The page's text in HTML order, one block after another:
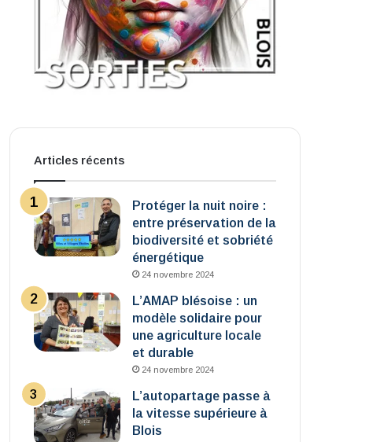
Articles récents
Protéger la nuit noire :
entre préservation de la
biodiversité et sobriété
énergétique
24 novembre 2024
L’AMAP blésoise : un
modèle solidaire pour
une agriculture locale
et durable
24 novembre 2024
L’autopartage passe à
la vitesse supérieure à
Blois